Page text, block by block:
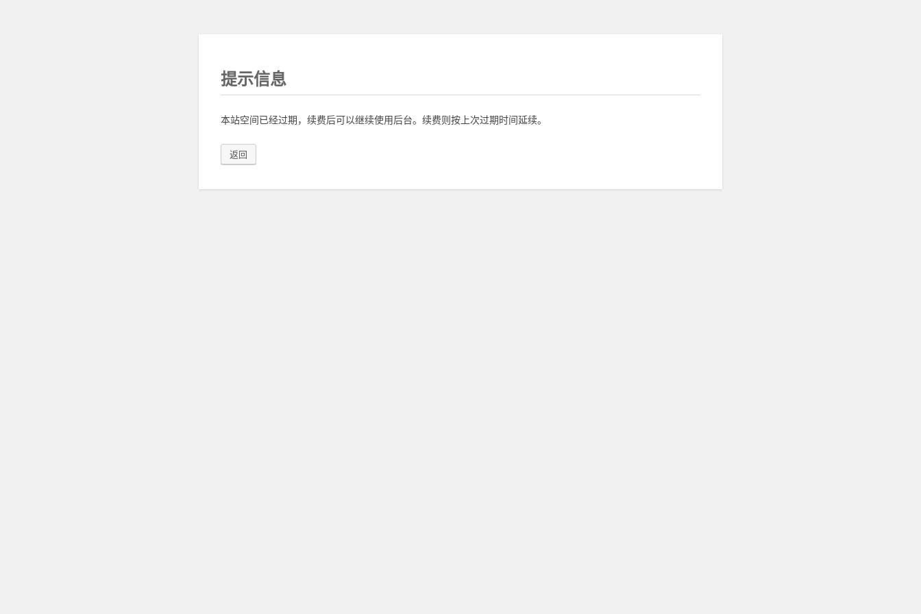
提示信息
本站空间已经过期，续费后可以继续使用后台。续费则按上次过期时间延续。
返回